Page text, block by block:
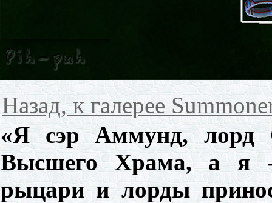
Назад, к галерее
«Я сэр Аммунд, лорд
Высшего Храма, а я -
рыцари и лорды